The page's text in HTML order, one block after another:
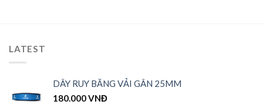
LATEST
DÂY RUY BĂNG VẢI GÂN 25MM
180.000VNĐ